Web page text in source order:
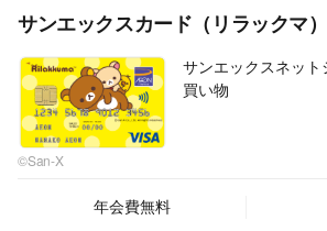
サンエックスカード（リラックマ）
©San-X
サンエックスネット
買い物
年会費無料